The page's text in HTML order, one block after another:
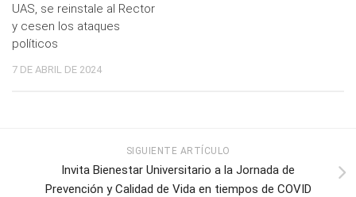
UAS, se reinstale al Rector
y cesen los ataques
políticos
7 DE ABRIL DE 2024
SIGUIENTE ARTÍCULO
Invita Bienestar Universitario a la Jornada de
Prevención y Calidad de Vida en tiempos de COVID